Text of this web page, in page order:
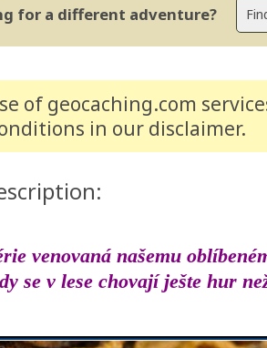
for a different adventure?
of geocaching.com
in our disclaimer.
venovaná našemu
se v lese chovají ješte hur